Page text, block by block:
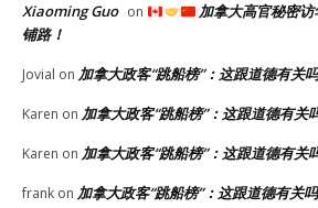
Xiaoming Guo on
加拿大高官秘密
铺路！
Jovial on 加拿大政客“跳船榜”：这跟道德有关
Karen on 加拿大政客“跳船榜”：这跟道德有关
Karen on 加拿大政客“跳船榜”：这跟道德有关
frank on 加拿大政客“跳船榜”：这跟道德有关